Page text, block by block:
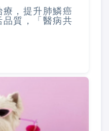
，提升肺鱗癌
質，「醫病共